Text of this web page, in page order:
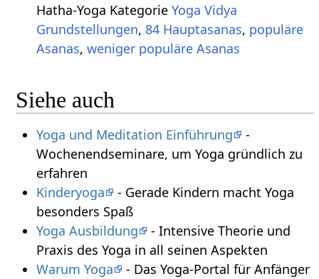
Hatha-Yoga Kategorie Yoga Vidya
, 84 Hauptasanas, populäre
Asanas, weniger populäre Asanas
Siehe auch
Yoga und Meditation Einführung
-
Wochenendseminare, um Yoga gründlich zu
erfahren
Kinderyoga
- Gerade Kindern macht Yoga
besonders Spaß
Yoga Ausbildung
- Intensive Theorie und
Praxis des Yoga in all seinen Aspekten
Warum Yoga
- Das Yoga-Portal für Anfänger